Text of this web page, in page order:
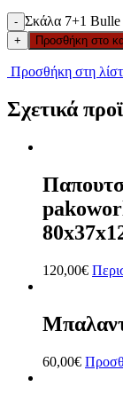
- Σκάλα 7+1
+ Προσθήκη στο
Προσθήκη στη
Σχετικά
120,00€
60,00€